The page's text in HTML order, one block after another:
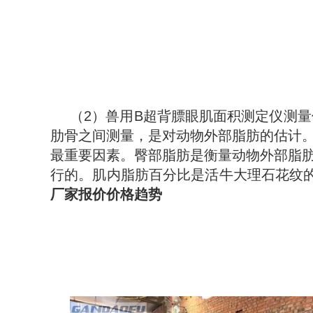
（2）兽用B超背膘眼肌面积测定仪测
肋骨之间测量，是对动物外部脂肪的估计
最重要因素。臀部脂肪是衡量动物外部脂
行的。肌内脂肪百分比是活牛大理石花
厂家报价价格趋势